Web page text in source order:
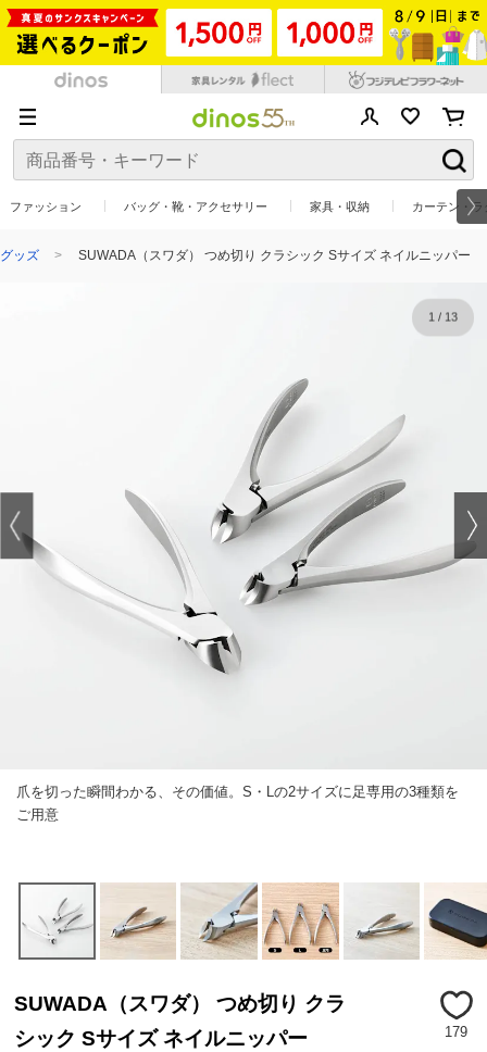
ファッション バッグ・靴・アクセサリー 家具・収納 カーテン・
ッズ SUWADA（スワダ） つめ切り クラシック Sサイズ ネイルニッパー
爪を切った瞬間わかる、その価値。S・Lの2サイズに足専用の3種類を
ご用意
1/ 13
SUWADA（スワダ） つめ切り クラ
シック Sサイズ ネイルニッパー
179